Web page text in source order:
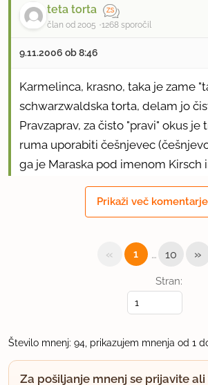
teta torta
član od 2005 1268 sporočil
9.11.2006 ob 8:46
Karmelinca, krasno, taka je zame
schwarzwaldska torta, delam jo
Pravzaprav, za čisto "pravi" okus je
ruma uporabiti češnjevec
ga je Maraska pod imenom Kirsch
Maximarketu (ne vem, ali ga še
kupim "Kirschwasser" na smučanju
ki jih predelajo v žganje (ne liker!).
torta seveda zelo dobra. In z
"šparati" - to ni torta za otroke ali
Prikaži več
Stran:
« 1 … 10 »
Število mnenj: 94, prikazujem mnenja od 1
Za pošiljanje mnenj se prijavite ali